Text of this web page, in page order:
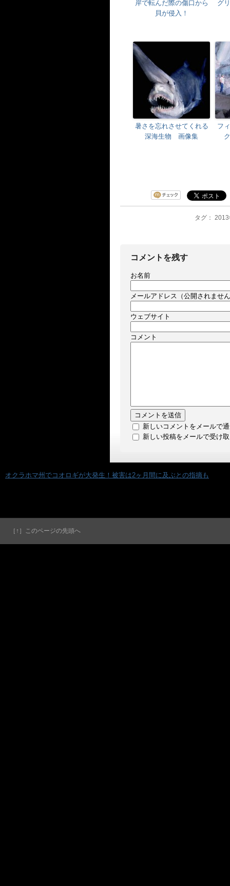
岸で転んだ際の傷口から
貝が侵入！
グ
暑さを忘れさせてくれる
深海生物 画像集
フ
タグ：
コメントを残す
お名前
メールアドレス（公開されませ
ウェブサイト
コメント
新しいコメントをメールで
新しい投稿をメールで受け
オクラホマ州でコオロギが大発生！被害は2ヶ月間に及ぶとの指摘も
［↑］このページの先頭へ